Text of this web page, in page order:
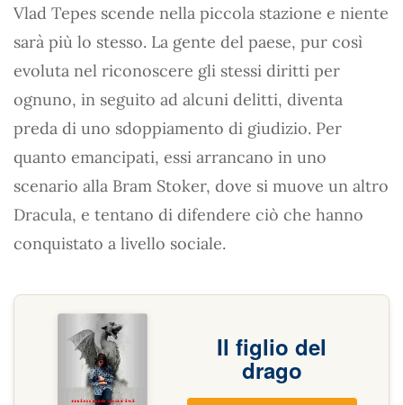
Vlad Tepes scende nella piccola stazione e niente
sarà più lo stesso. La gente del paese, pur così
evoluta nel riconoscere gli stessi diritti per
ognuno, in seguito ad alcuni delitti, diventa
preda di uno sdoppiamento di giudizio. Per
quanto emancipati, essi arrancano in uno
scenario alla Bram Stoker, dove si muove un altro
Dracula, e tentano di difendere ciò che hanno
conquistato a livello sociale.
Il figlio del
drago